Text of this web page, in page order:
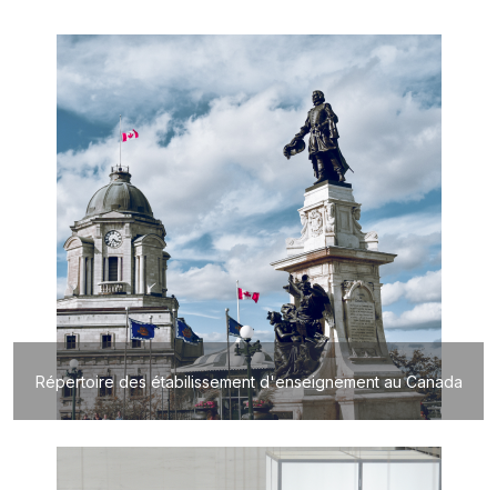
Répertoire des étabilissement d'enseignement au Canada